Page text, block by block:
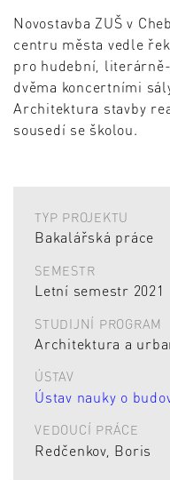
Novostavba ZUŠ v
centru města vedle
pro hudební,
dvěma koncertními
Architektura stavby
sousedí se školou.
TYP PROJEKTU
Bakalářská práce
SEMESTR
Letní semestr 2021
STUDIJNÍ PROGRAM
Architektura a
ÚSTAV
Ústav nauky o
VEDOUCÍ PRÁCE
Redčenkov, Boris